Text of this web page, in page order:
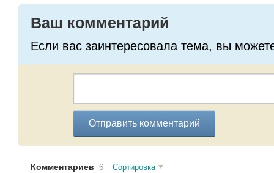
Ваш комментарий
Если вас заинтересовала тема, вы
Отправить комментарий
Комментариев 6 Сортировка